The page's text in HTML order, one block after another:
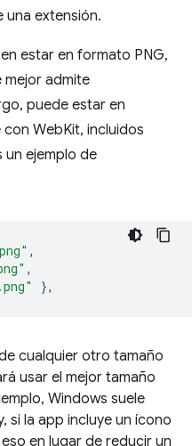
una extensión.
estar en formato PNG,
mejor admite
puede estar en
WebKit, incluidos
un ejemplo de
,
,
},
cualquier otro tamaño
usar el mejor tamaño
Windows suele
si la app incluye un ícono
en lugar de reducir un